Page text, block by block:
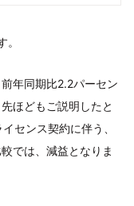
年同期比2.2パーセン
ほどもご説明したと
センス契約に伴う、
では、減益となりま